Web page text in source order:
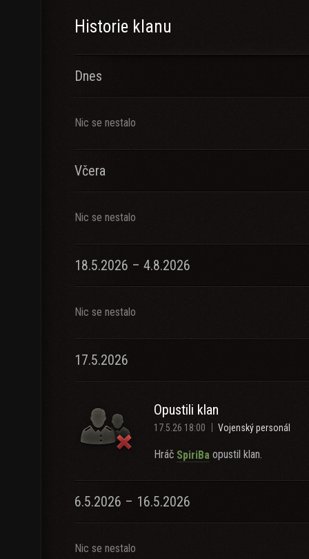
Historie klanu
Dnes
Nic se nestalo
Včera
Nic se nestalo
18.5.2026 – 4.8.2026
Nic se nestalo
17.5.2026
Opustili klan
17.5.26 18:00 Vojenský personál
Hráč SpiriBa opustil klan.
6.5.2026 – 16.5.2026
Nic se nestalo